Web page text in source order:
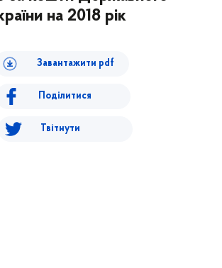
на 2018 рік
Завантажити pdf
Поділитися
Твітнути